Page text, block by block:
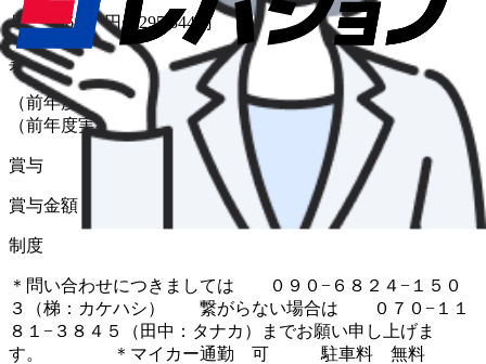
月給 196,952円〜295,344円
昇給
（前年度実績 あり） 金額 1月あたり 0 円 〜 20,000 円
（前年度実績）
賞与
賞与金額 0 円 〜 200,000 円（前年度実績）
制度
＊問い合わせにつきましては ０９０−６８２４−１５０
３（梯：カケハシ） 繋がらない場合は ０７０−１１
８１−３８４５（田中：タナカ）までお願い申し上げま
す。 ＊マイカー通勤 可 駐車料 無料